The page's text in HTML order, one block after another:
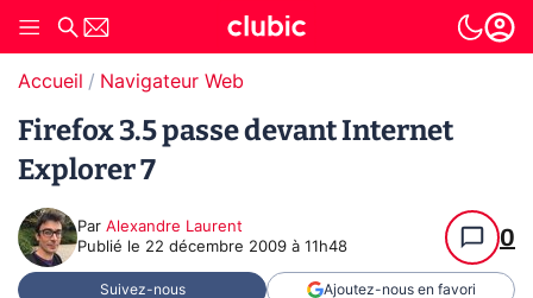
Accueil Navigateur Web
Firefox 3.5 passe devant Internet
Explorer 7
Par Alexandre Laurent
Publié le 22 décembre 2009 à 11h48 0
Suivez-nous Ajoutez-nous en favori